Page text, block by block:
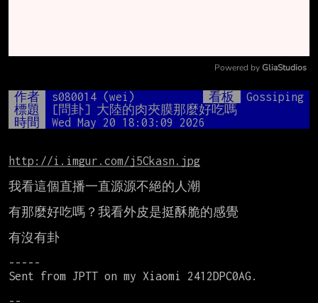
Mute
Powered by GliaStudios
作者 s080014 (wei) 看板
Gossiping
標題
[問卦] 大陸的肉夾膜那麼好吃嗎
時間
Wed May 20 18:03:09 2026
http://i.imgur.com/j5Ckasn.jpg
我看這個直播一直源源不絕的人潮
有那麼好吃嗎？我看外皮是挺酥脆的感覺
有沒有卦
-----
Sent from JPTT on my Xiaomi 2412DPC0AG.